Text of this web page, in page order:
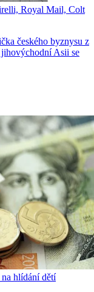
Royal Mail, Colt
českého byznysu z
Asii se
hlídání dětí